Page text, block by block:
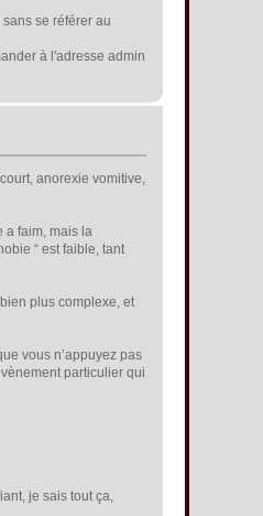
se référer au
à l'adresse admin
anorexie vomitive,
a faim, mais la
“ est faible, tant
plus complexe, et
vous n’appuyez pas
particulier qui
je sais tout ça,